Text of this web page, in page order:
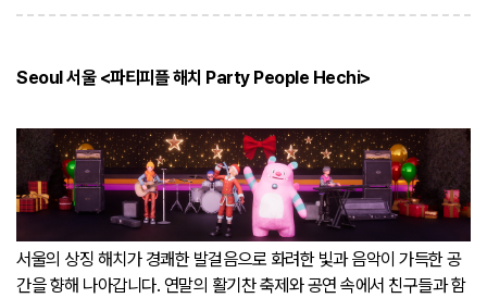
Seoul 서울 <파티피플 해치 Party People Hechi>
서울의 상징 해치가 경쾌한 발걸음으로 화려한 빛과 음악이 가득한 공
간을 향해 나아갑니다. 연말의 활기찬 축제와 공연 속에서 친구들과 함